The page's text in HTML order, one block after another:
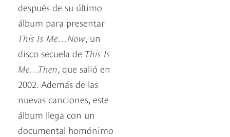
después de su último
álbum para presentar
This Is Me…Now, un
disco secuela de This Is
Me…Then, que salió en
2002. Además de las
nuevas canciones, este
álbum llega con un
documental homónimo